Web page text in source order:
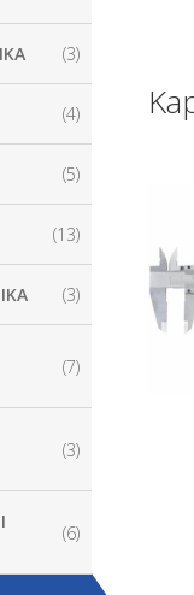
(3)
(4)
(5)
(13)
(3)
(7)
(3)
(6)